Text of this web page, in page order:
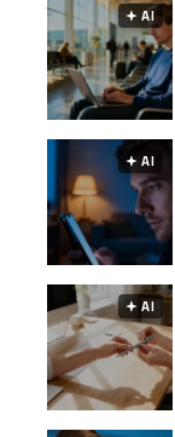
🟅 AI
🟅 AI
🟅 AI